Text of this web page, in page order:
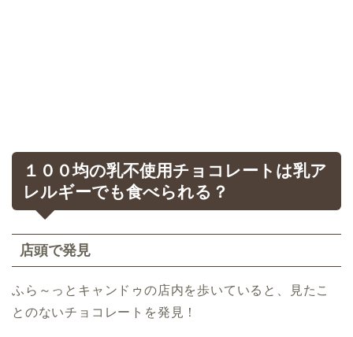
１００均の乳不使用チョコレートは乳ア
レルギーでも食べられる？
店頭で発見
ふら～っとキャンドゥの店内を歩いていると、見たこ
とのないチョコレートを発見！